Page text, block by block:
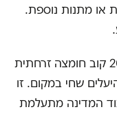
או מתנות נוספת.
זהו הסיפור על מי שהרג את נחל אשלים, כשהציף אותו ב-200,000 קוב חומצה זרחתית
שחי במקום. זו
המדינה מתעלמת